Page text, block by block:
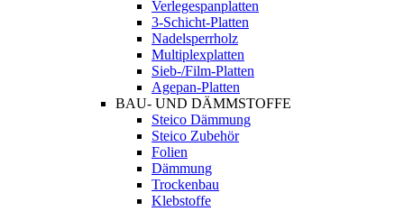
Verlegespanplatten
3-Schicht-Platten
Nadelsperrholz
Multiplexplatten
Sieb-/Film-Platten
Agepan-Platten
BAU- UND DÄMMSTOFFE
Steico Dämmung
Steico Zubehör
Folien
Dämmung
Trockenbau
Klebstoffe